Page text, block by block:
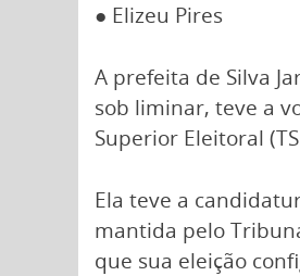
● Elizeu Pires
A prefeita de Silva
sob liminar, teve a
Superior Eleitoral
Ela teve a
mantida pelo
que sua eleição